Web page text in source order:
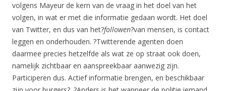
volgens Mayeur de kern van de vraag in het doel van het
volgen, in wat er met die informatie gedaan wordt. Het doel
van Twitter, en dus van het?followen?van mensen, is contact
leggen en onderhouden. ?Twitterende agenten doen
daarmee precies hetzelfde als wat ze op straat ook doen,
namelijk zichtbaar en aanspreekbaar aanwezig zijn.
Participeren dus. Actief informatie brengen, en beschikbaar